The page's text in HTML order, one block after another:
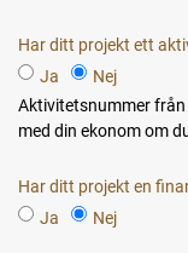
Har ditt projekt ett
Ja
Nej
Aktivitetsnummer
med din ekonom om
Har ditt projekt en
Ja
Nej